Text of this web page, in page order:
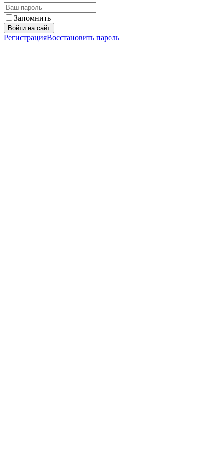
Запомнить
Войти на сайт
РегистрацияВосстановить пароль